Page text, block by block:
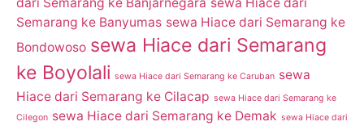
Semarang ke Banyumas sewa Hiace dari Semarang ke
Bondowoso sewa Hiace dari Semarang
ke Boyolali sewa Hiace dari Semarang ke Caruban sewa
Hiace dari Semarang ke Cilacap sewa Hiace dari Semarang ke
Cilegon sewa Hiace dari Semarang ke Demak sewa Hiace dari